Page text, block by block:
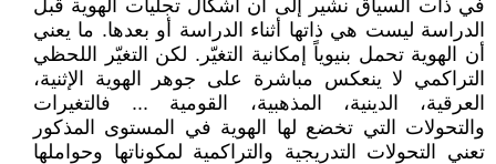
في ذات السياق نشير إلى أن أشكال تجليات الهوية قبل
الدراسة ليست هي ذاتها أثناء الدراسة أو بعدها. ما يعني
أن الهوية تحمل بنيوياً إمكانية التغيّر. لكن التغيّر اللحظي
التراكمي لا ينعكس مباشرة على جوهر الهوية الإثنية،
العرقية، الدينية، المذهبية، القومية ... فالتغيرات
والتحولات التي تخضع لها الهوية في المستوى المذكور
تعني التحولات التدريجية والتراكمية لمكوناتها وحواملها